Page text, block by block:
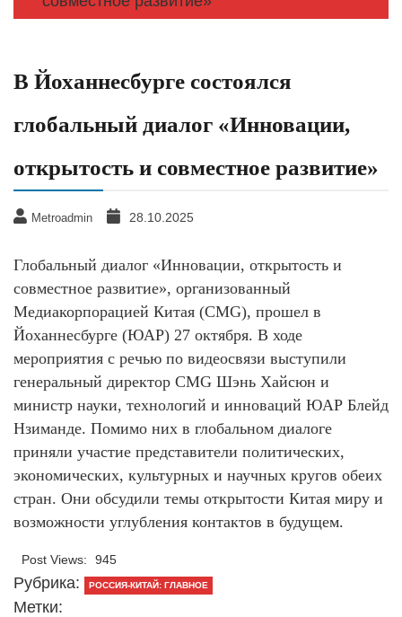
В Йоханнесбурге состоялся
глобальный диалог «Инновации,
открытость и совместное развитие»
Metroadmin 28.10.2025
Глобальный диалог «Инновации, открытость и
совместное развитие», организованный
Медиакорпорацией Китая (CMG), прошел в
Йоханнесбурге (ЮАР) 27 октября. В ходе
мероприятия с речью по видеосвязи выступили
генеральный директор CMG Шэнь Хайсюн и
министр науки, технологий и инноваций ЮАР Блейд
Нзиманде. Помимо них в глобальном диалоге
приняли участие представители политических,
экономических, культурных и научных кругов обеих
стран. Они обсудили темы открытости Китая миру и
возможности углубления контактов в будущем.
Post Views: 945
Рубрика: РОССИЯ-КИТАЙ: ГЛАВНОЕ
Метки: